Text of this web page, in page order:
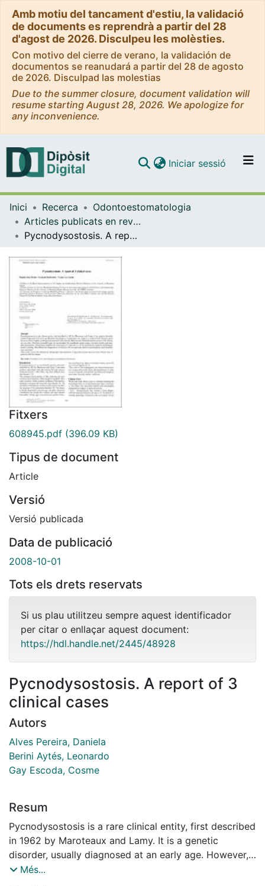
Amb motiu del tancament d'estiu, la validació
de documents es reprendrà a partir del 28
d'agost de 2026. Disculpeu les molèsties.
Con motivo del cierre de verano, la validación de
documentos se reanudará a partir del 28 de agosto
de 2026. Disculpad las molestias
Due to the summer closure, document validation will
resume starting August 28, 2026. We apologize for
any inconvenience.
Navega per tot el DD
Iniciar sessió (current)
Inici Recerca
Odontoestomatologia
Articles publicats en revistes (Odontoestomatologia)
Pycnodysostosis. A report of 3 clinical cases
Fitxers
608945.pdf (396.09 KB)
Tipus de document
Article
Versió
Versió publicada
Data de publicació
2008-10-01
Tots els drets reservats
Si us plau utilitzeu sempre aquest identificador
per citar o enllaçar aquest document:
https://hdl.handle.net/2445/48928
Pycnodysostosis. A report of 3
clinical cases
Autors
Alves Pereira, Daniela
Berini Aytés, Leonardo
Gay Escoda, Cosme
Resum
Pycnodysostosis is a rare clinical entity, first described
in 1962 by Maroteaux and Lamy. It is a genetic
disorder, usually diagnosed at an early age. However,
the diagnosis is sometimes late, made as a result of
Més...